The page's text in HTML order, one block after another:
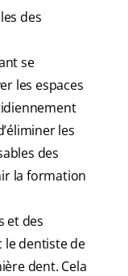
des
se
les espaces
les
des
la formation
et des
le dentiste de
dent. Cela